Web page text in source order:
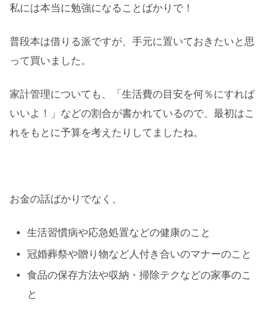
私には本当に勉強になることばかりで！
普段本は借りる派ですが、手元に置いておきたいと思
って買いました。
家計管理についても、「生活費の目安を何％にすれば
いいよ！」などの割合が書かれているので、最初はこ
れをもとに予算を考えたりしてましたね。
お金の話ばかりでなく、
生活習慣病や応急処置などの健康のこと
冠婚葬祭や贈り物など人付き合いのマナーのこと
食品の保存方法や収納・掃除テクなどの家事のこ
と